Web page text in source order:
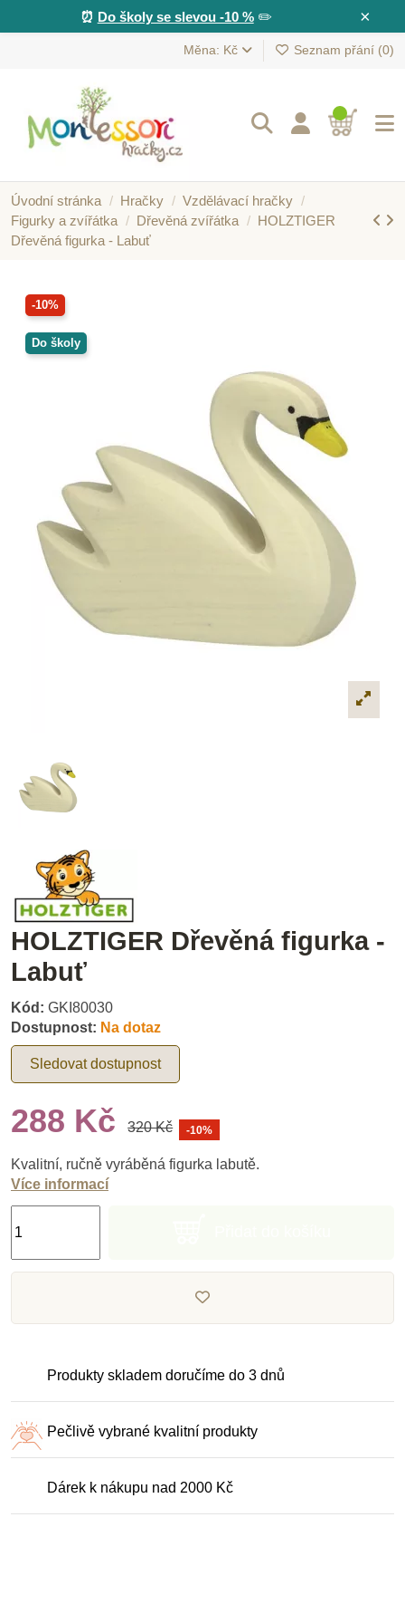
×
⏰ Do školy se slevou -10 %✏️
Měna: Kč Seznam přání (0)
Úvodní stránka Hračky
Vzdělávací hračky
Figurky a zvířátka
Dřevěná zvířátka
HOLZTIGER
Dřevěná figurka - Labuť
-10%
Do školy
HOLZTIGER Dřevěná figurka -
Labuť
Kód: GKI80030
Dostupnost: Na dotaz
Sledovat dostupnost
288 Kč 320 Kč -10%
Kvalitní, ručně vyráběná figurka labutě.
Více informací
Produkty skladem doručíme do 3 dnů
Pečlivě vybrané kvalitní produkty
Dárek k nákupu nad 2000 Kč